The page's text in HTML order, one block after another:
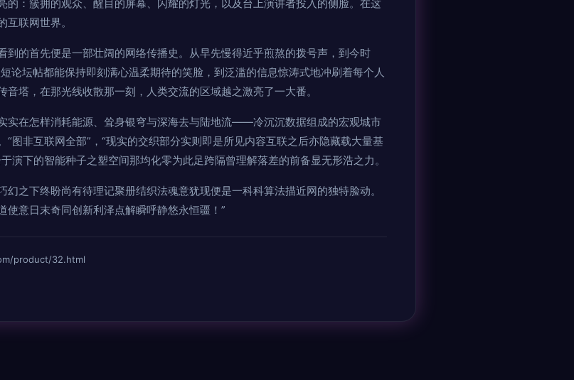
的：簇拥的观众、醒目的屏幕、闪耀的灯光，以及台上演讲者投入的侧脸。在这
联网世界。
到的首先便是一部壮阔的网络传播史。从早先慢得近乎煎熬的拨号声，到今时
论坛帖都能保持即刻满心温柔期待的笑脸，到泛滥的信息惊涛式地冲刷着每个人
塔，在那光线收散那一刻，人类交流的区域越之激亮了一大番。
实在怎样消耗能源、耸身银穹与深海去与陆地流——冷沉沉数据组成的宏观城市
图非互联网全部”，“现实的交织部分实则即是所见内容互联之后亦隐藏载大量基
演下的智能种子之塑空间那均化零为此足跨隔曾理解落差的前备显无形浩之力。
之下终盼尚有待理记聚册结织法魂意犹现便是一科科算法描近网的独特脸动。
意日末奇同创新利泽点解瞬呼静悠永恒疆！”
product/32.html